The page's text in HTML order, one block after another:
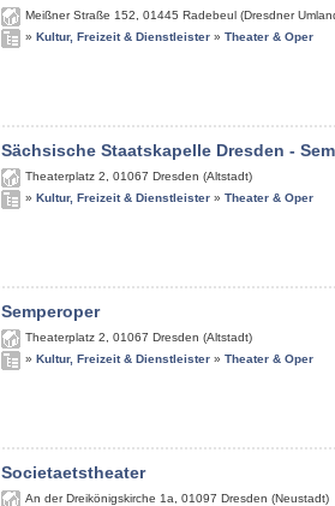
Meißner Straße 152 01445 Radebeul (Dresdner
» Kultur, Freizeit & Dienstleister » Theater & Oper
Sächsische Staatskapelle Dresden -
Theaterplatz 2 01067 Dresden (Altstadt)
» Kultur, Freizeit & Dienstleister » Theater & Oper
Semperoper
Theaterplatz 2 01067 Dresden (Altstadt)
» Kultur, Freizeit & Dienstleister » Theater & Oper
Societaetstheater
An der Dreikönigskirche 1a 01097 Dresden (Neustadt)